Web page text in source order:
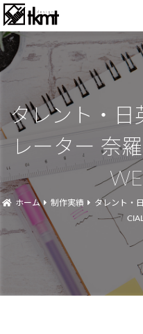
タレント・日
レーター 奈
ホーム 制作実績
タレント・